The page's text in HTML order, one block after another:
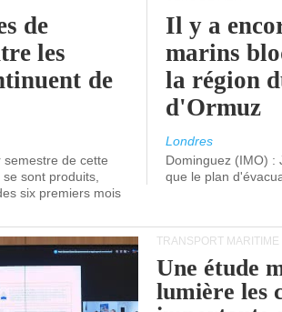
de
les
de
de cette
sont produits,
six premiers mois
Il y a
marins
la région
d'Ormuz
Londres
Dominguez (IMO) :
que le plan
TRANSPORT MARITIME
Une étude
lumière les